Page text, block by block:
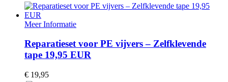
Meer Informatie
Reparatieset voor PE vijvers – Zelfklevende
tape 19,95 EUR
€ 19,95